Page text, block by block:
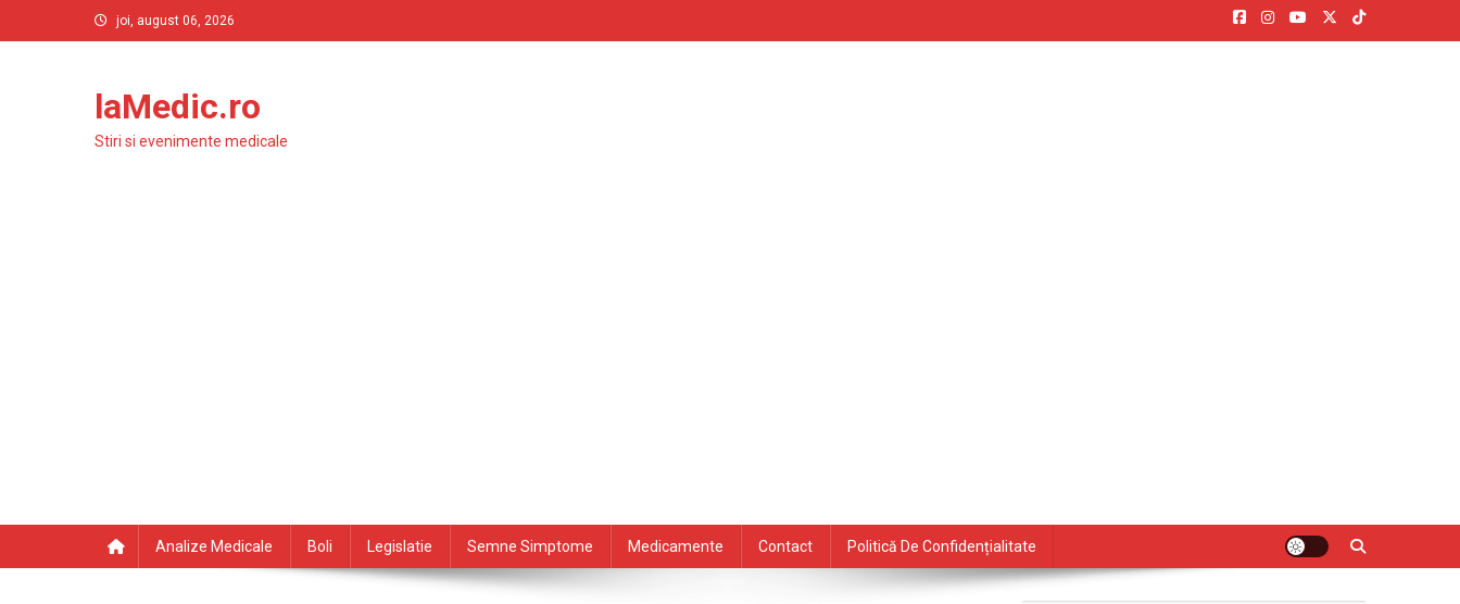
to
joi, august 06, 2026
laMedic.ro
Stiri si evenimente medicale
Analize Medicale Boli Legislatie Semne Simptome Medicamente Contact Politică De Confidențialitate